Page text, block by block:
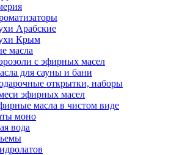
Арабские
Крым
масла
с эфирных масел
для сауны и бани
открытки, наборы
эфирных масел
масла в чистом виде
моно
вода